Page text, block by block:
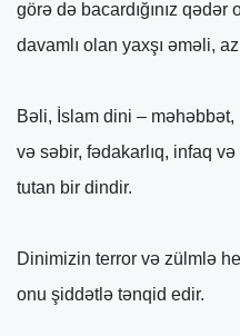
görə də bacardığınız
davamlı olan yaxşı əməli,
Bəli, İslam dini –
və səbir, fədakarlıq, infaq
tutan bir dindir.
Dinimizin terror və zülmlə
onu şiddətlə tənqid edir.